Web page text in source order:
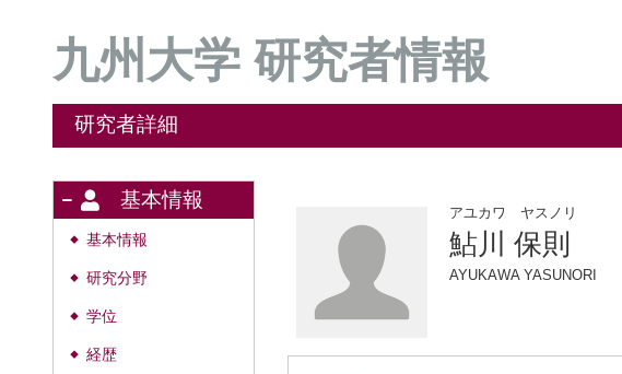
九州大学 研究者情報
研究者詳細
基本情報
◆ 基本情報
◆ 研究分野
◆ 学位
◆ 経歴
アユカワ ヤスノリ
鮎川 保則
AYUKAWA YASUNORI